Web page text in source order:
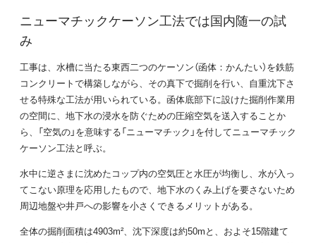
ニューマチックケーソン工法では国内随一の試
み
工事は、水槽に当たる東西二つのケーソン（函体：かんたい）を鉄筋
コンクリートで構築しながら、その真下で掘削を行い、自重沈下さ
せる特殊な工法が用いられている。函体底部下に設けた掘削作業用
の空間に、地下水の浸水を防ぐための圧縮空気を送入することか
ら、「空気の」を意味する「ニューマチック」を付してニューマチック
ケーソン工法と呼ぶ。
水中に逆さまに沈めたコップ内の空気圧と水圧が均衡し、水が入っ
てこない原理を応用したもので、地下水のくみ上げを要さないため
周辺地盤や井戸への影響を小さくできるメリットがある。
全体の掘削面積は4903m²、沈下深度は約50mと、およそ15階建て